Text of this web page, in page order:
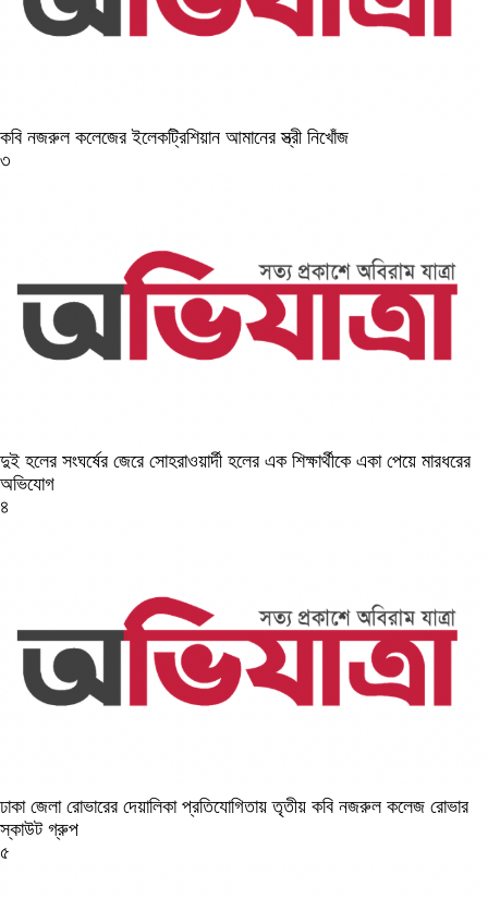
কবি নজরুল কলেজের ইলেকট্রিশিয়ান আমানের স্ত্রী নিখোঁজ
৩
দুই হলের সংঘর্ষের জেরে সোহরাওয়ার্দী হলের এক শিক্ষার্থীকে একা পেয়ে মারধরের
অভিযোগ
৪
ঢাকা জেলা রোভারের দেয়ালিকা প্রতিযোগিতায় তৃতীয় কবি নজরুল কলেজ রোভার
স্কাউট গ্রুপ
৫